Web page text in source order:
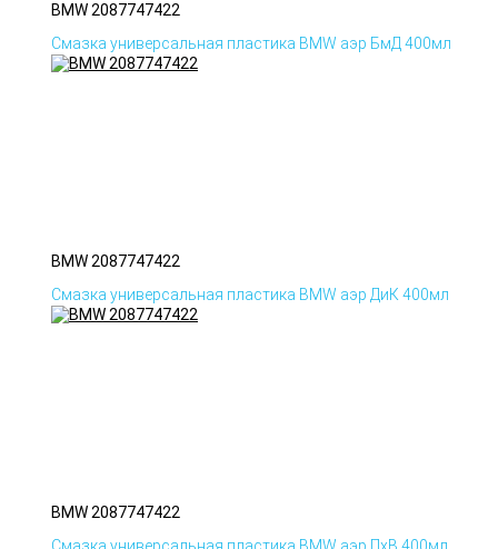
BMW 2087747422
Смазка универсальная пластика BMW аэр БмД 400мл
BMW 2087747422
Смазка универсальная пластика BMW аэр ДиК 400мл
BMW 2087747422